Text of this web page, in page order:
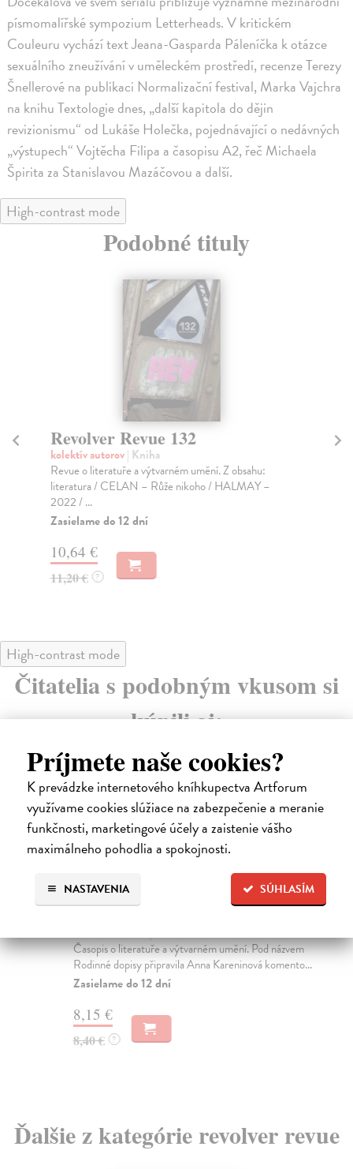
Príjmete naše cookies?
K prevádzke internetového kníhkupectva Artforum
využívame cookies slúžiace na zabezpečenie a meranie
funkčnosti, marketingové účely a zaistenie vášho
maximálneho pohodlia a spokojnosti.
SÚHLASÍM
NASTAVENIA
písmomalířské sympozium Letterheads. V kritickém
Couleuru vychází text Jeana-Gasparda Páleníčka k otázce
sexuálního zneužívání v uměleckém prostředí, recenze Terezy
Šnellerové na publikaci Normalizační festival, Marka Vajchra
na knihu Textologie dnes, „další kapitola do dějin
revizionismu“ od Lukáše Holečka, pojednávající o nedávných
„výstupech“ Vojtěcha Filipa a časopisu A2, řeč Michaela
Špirita za Stanislavou Mazáčovou a další.
High-contrast mode
Podobné tituly
Revolver Revue 132
kolektív autorov| Kniha
Revue o literatuře a výtvarném umění. Z obsahu:
literatura / CELAN – Růže nikoho / HALMAY –
2022 / ...
Zasielame do 12 dní
10,64 €
11,20 € ?
High-contrast mode
Čitatelia s podobným vkusom si
kúpili aj:
Časopis o literatuře a výtvarném umění. Pod názvem
Rodinné dopisy připravila Anna Kareninová komento...
Zasielame do 12 dní
8,15 €
8,40 € ?
Ďalšie z kategórie revolver revue